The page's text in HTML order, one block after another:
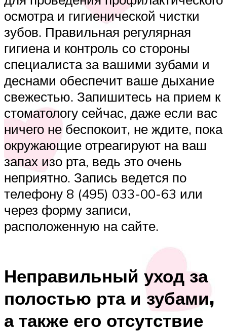
осмотра и гигиенической чистки
зубов. Правильная регулярная
гигиена и контроль со стороны
специалиста за вашими зубами и
деснами обеспечит ваше дыхание
свежестью. Запишитесь на прием к
стоматологу сейчас, даже если вас
ничего не беспокоит, не ждите, пока
окружающие отреагируют на ваш
запах изо рта, ведь это очень
неприятно. Запись ведется по
телефону 8 (495) 033-00-63 или
через форму записи,
расположенную на сайте.
Неправильный уход за
полостью рта и зубами,
а также его отсутствие